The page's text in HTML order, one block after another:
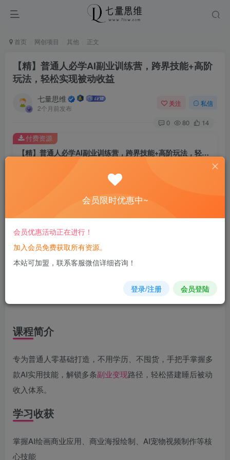
首页 网创项目 其他 正文
【精】普通人必学AI副业训练营，跨界技能+高阶
玩法，轻松实现被动收益
七量思维
2个月前发布
关注 私信
0 80 14
【精】普通人必学AI副业训练营，跨界技能+高阶玩法，轻松实现被动收益
8.8
免费
您当前未登录！建议登陆后购买，可保存购买订单
付费资源
课程简介
专为普通人零基础打造，不用学历、不囤货，手把手掌握多
款AI实用技能，解锁多条副业变现路径，轻松搭建睡后被动
收入体系。
学习收获
掌握AI绘画商业应用、商业海报绘制、AI宠物视频制作等核
心技能
会员限时优惠中~
会员优惠活动正在进行！
加入会员免费获取所有资源。
本站可加盟，联系客服微信详细咨询！
登录/注册 会员登陆